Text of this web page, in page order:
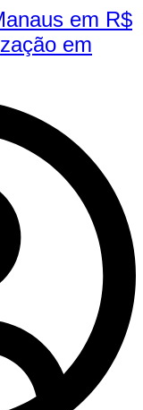
em R$
em